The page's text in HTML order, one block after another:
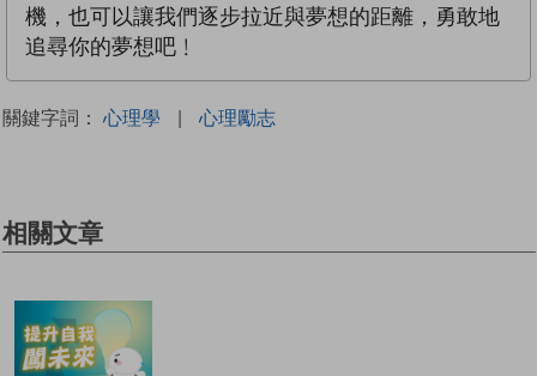
機，也可以讓我們逐步拉近與夢想的距離，勇敢地
追尋你的夢想吧﹗
關鍵字詞： 心理學 | 心理勵志
相關文章